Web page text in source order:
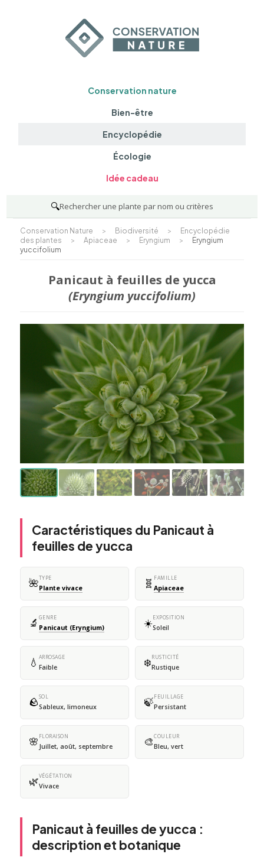
Conservation nature
Bien-être
Encyclopédie
Écologie
Idée cadeau
🔍Rechercher une plante par nom ou critères
Conservation Nature > Biodiversité >
Encyclopédie
des plantes
> Apiaceae > Eryngium >
Eryngium
yuccifolium
Panicaut à feuilles de yucca
(Eryngium yuccifolium)
Caractéristiques du Panicaut à
feuilles de yucca
🌺TYPE
Plante vivace 🧬 FAMILLE
Apiaceae
🔬 GENRE
Panicaut (Eryngium) ☀️EXPOSITION
Soleil
💧 ARROSAGE
Faible ❄️RUSTICITÉ
Rustique
🪨SOL
Sableux, limoneux 🍃FEUILLAGE
Persistant
🌸 FLORAISON
Juillet, août, septembre 🎨COULEUR
Bleu, vert
🌿VÉGÉTATION
Vivace
Panicaut à feuilles de yucca :
description et botanique